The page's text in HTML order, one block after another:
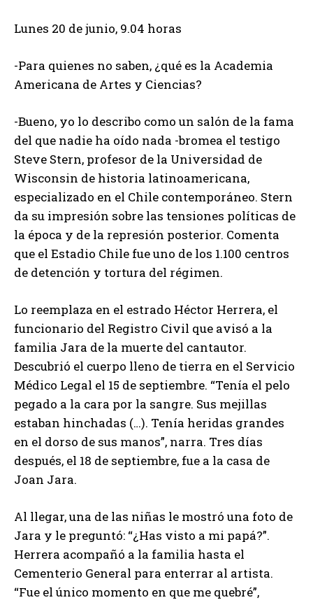
Lunes 20 de junio, 9.04 horas
-Para quienes no saben, ¿qué es la Academia
Americana de Artes y Ciencias?
-Bueno, yo lo describo como un salón de la fama
del que nadie ha oído nada -bromea el testigo
Steve Stern, profesor de la Universidad de
Wisconsin de historia latinoamericana,
especializado en el Chile contemporáneo. Stern
da su impresión sobre las tensiones políticas de
la época y de la represión posterior. Comenta
que el Estadio Chile fue uno de los 1.100 centros
de detención y tortura del régimen.
Lo reemplaza en el estrado Héctor Herrera, el
funcionario del Registro Civil que avisó a la
familia Jara de la muerte del cantautor.
Descubrió el cuerpo lleno de tierra en el Servicio
Médico Legal el 15 de septiembre. “Tenía el pelo
pegado a la cara por la sangre. Sus mejillas
estaban hinchadas (…). Tenía heridas grandes
en el dorso de sus manos”, narra. Tres días
después, el 18 de septiembre, fue a la casa de
Joan Jara.
Al llegar, una de las niñas le mostró una foto de
Jara y le preguntó: “¿Has visto a mi papá?”.
Herrera acompañó a la familia hasta el
Cementerio General para enterrar al artista.
“Fue el único momento en que me quebré”,